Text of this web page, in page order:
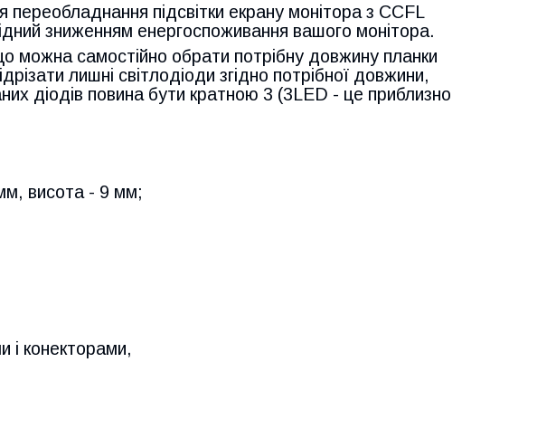
підсвітки екрану монітора з CCFL
зниженням енергоспоживання вашого монітора.
можна самостійно обрати потрібну довжину планки
лишні світлодіоди згідно потрібної довжини,
діодів повина бути кратною 3 (3LED - це приблизно
висота - 9 мм;
і конекторами,